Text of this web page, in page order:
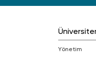
Yönetim